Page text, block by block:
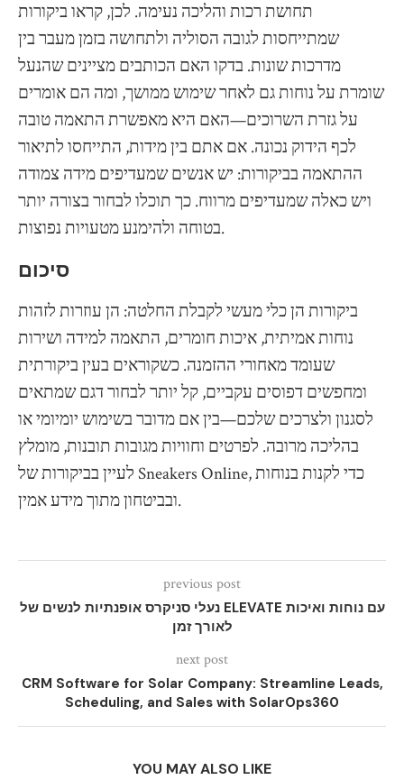
תחושת רכות והליכה נעימה. לכן, קראו ביקורות
שמתייחסות לגובה הסוליה ולתחושה בזמן מעבר בין
מדרכות שונות. בדקו האם הכותבים מציינים שהנעל
שומרת על נוחות גם לאחר שימוש ממושך, ומה הם אומרים
על גזרת השרוכים—האם היא מאפשרת התאמה טובה
לכף הידוק נכונה. אם אתם בין מידות, התייחסו לתיאור
ההתאמה בביקורות: יש אנשים שמעדיפים מידה צמודה
ויש כאלה שמעדיפים מרווח. כך תוכלו לבחור בצורה יותר
בטוחה ולהימנע מטעויות נפוצות.
סיכום
ביקורות הן כלי מעשי לקבלת החלטה: הן עוזרות לזהות
נוחות אמיתית, איכות חומרים, התאמה למידה ושירות
שעומד מאחורי ההזמנה. כשקוראים בעין ביקורתית
ומחפשים דפוסים עקביים, קל יותר לבחור דגם שמתאים
לסגנון ולצרכים שלכם—בין אם מדובר בשימוש יומיומי או
בהליכה מרובה. לפרטים וחוויות מגובות תובנות, מומלץ
לעיין בביקורות של Sneakers Online, כדי לקנות בנוחות
ובביטחון מתוך מידע אמין.
previous post
נעלי סניקרס אופנתיות לנשים של ELEVATE עם נוחות ואיכות
לאורך זמן
next post
CRM Software for Solar Company: Streamline Leads,
Scheduling, and Sales with SolarOps360
YOU MAY ALSO LIKE